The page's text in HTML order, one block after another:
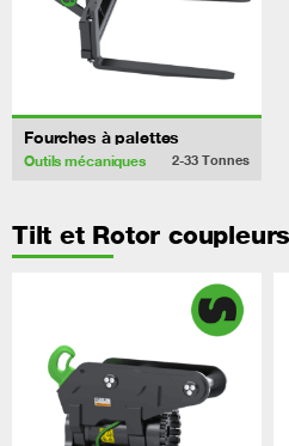
Fourches à palettes
Outils mécaniques 2-33 Tonnes
Tilt et Rotor coupleurs